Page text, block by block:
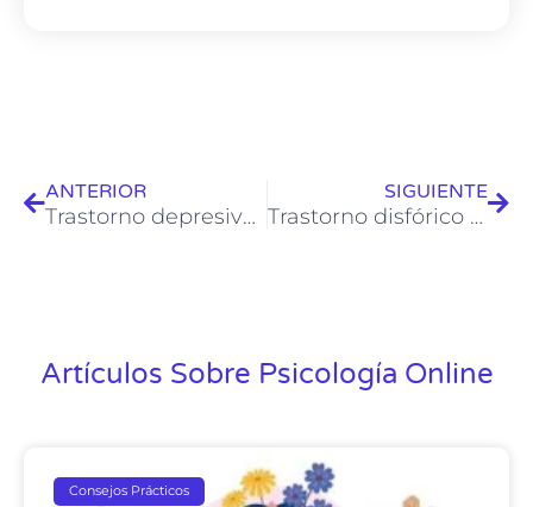
ANTERIOR
Trastorno depresivo debido a otra afección médica
SIGUIENTE
Trastorno disfórico premenstrual
Artículos Sobre Psicología Online
Consejos Prácticos